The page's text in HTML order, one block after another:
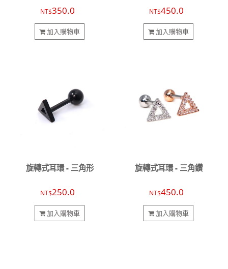
NT$350.0
加入購物車
NT$450.0
加入購物車
旋轉式耳環 - 三角形
NT$250.0
加入購物車
旋轉式耳環 - 三角鑽
NT$450.0
加入購物車